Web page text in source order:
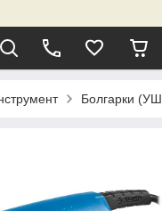
Болгарки